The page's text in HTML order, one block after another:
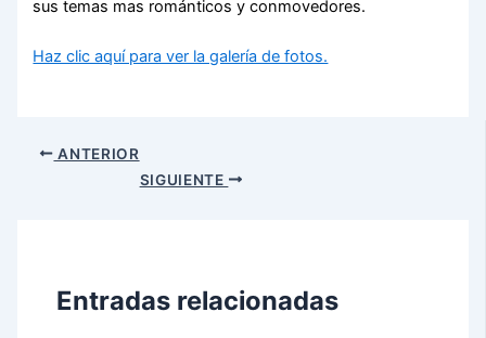
sus temas mas románticos y conmovedores.
Haz clic aquí para ver la galería de fotos.
ANTERIOR
SIGUIENTE
Entradas relacionadas